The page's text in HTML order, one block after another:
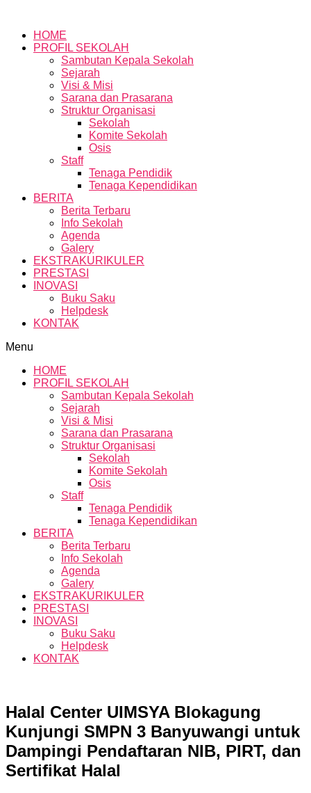
HOME
PROFIL SEKOLAH
Sambutan Kepala Sekolah
Sejarah
Visi & Misi
Sarana dan Prasarana
Struktur Organisasi
Sekolah
Komite Sekolah
Osis
Staff
Tenaga Pendidik
Tenaga Kependidikan
BERITA
Berita Terbaru
Info Sekolah
Agenda
Galery
EKSTRAKURIKULER
PRESTASI
INOVASI
Buku Saku
Helpdesk
KONTAK
Menu
HOME
PROFIL SEKOLAH
Sambutan Kepala Sekolah
Sejarah
Visi & Misi
Sarana dan Prasarana
Struktur Organisasi
Sekolah
Komite Sekolah
Osis
Staff
Tenaga Pendidik
Tenaga Kependidikan
BERITA
Berita Terbaru
Info Sekolah
Agenda
Galery
EKSTRAKURIKULER
PRESTASI
INOVASI
Buku Saku
Helpdesk
KONTAK
Halal Center UIMSYA Blokagung
Kunjungi SMPN 3 Banyuwangi untuk
Dampingi Pendaftaran NIB, PIRT, dan
Sertifikat Halal